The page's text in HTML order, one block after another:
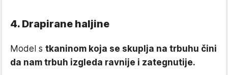
4. Drapirane haljine
Model s tkaninom koja se skuplja na trbuhu čini
da nam trbuh izgleda ravnije i zategnutije.